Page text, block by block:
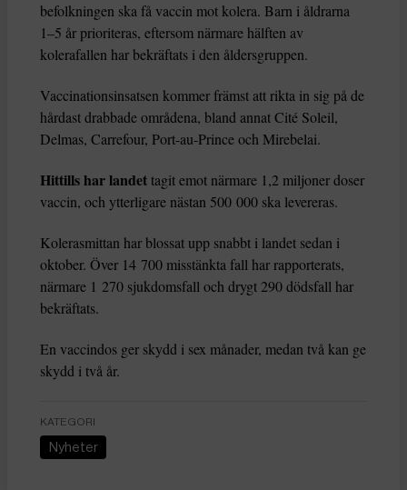
befolkningen ska få vaccin mot kolera. Barn i åldrarna
1–5 år prioriteras, eftersom närmare hälften av
kolerafallen har bekräftats i den åldersgruppen.
Vaccinationsinsatsen kommer främst att rikta in sig på de
hårdast drabbade områdena, bland annat Cité Soleil,
Delmas, Carrefour, Port-au-Prince och Mirebelai.
Hittills har landettagit emot närmare 1,2 miljoner doser
vaccin, och ytterligare nästan 500 000 ska levereras.
Kolerasmittan har blossat upp snabbt i landet sedan i
oktober. Över 14 700 misstänkta fall har rapporterats,
närmare 1 270 sjukdomsfall och drygt 290 dödsfall har
bekräftats.
En vaccindos ger skydd i sex månader, medan två kan ge
skydd i två år.
KATEGORI
Nyheter